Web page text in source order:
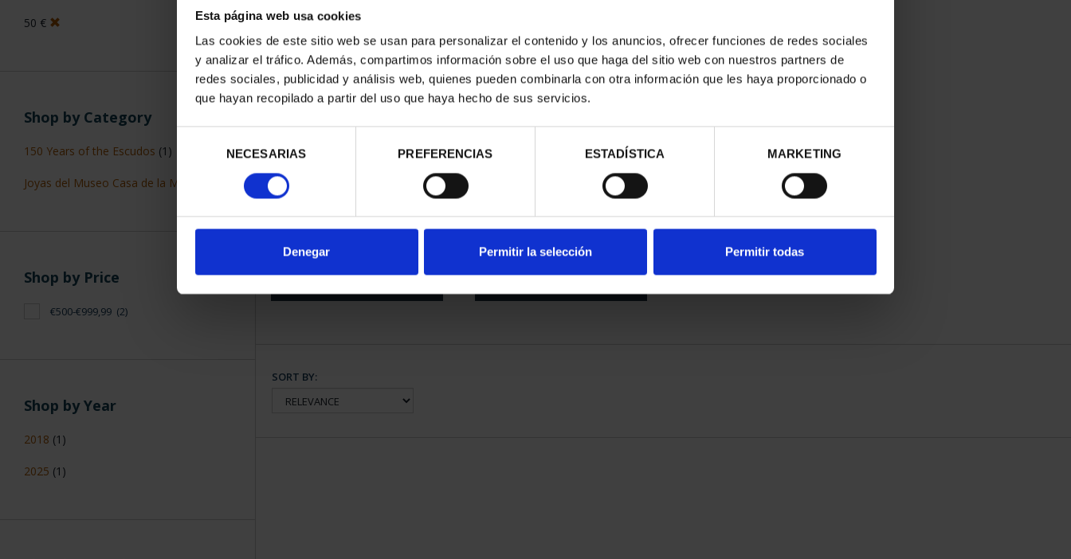
Esta página web usa cookies
Las cookies de este sitio web se usan para personalizar el contenido y los anuncios, ofrecer funciones de redes sociales
y analizar el tráfico. Además, compartimos información sobre el uso que haga del sitio web con nuestros partners de
redes sociales, publicidad y análisis web, quienes pueden combinarla con otra información que les haya proporcionado o
que hayan recopilado a partir del uso que haya hecho de sus servicios.
consentimiento
NECESARIAS PREFERENCIAS ESTADÍSTICA MARKETING
Denegar Permitir la selección Permitir todas
50 €
Shop by Category
150 Years of the Escudos (1)
Joyas del Museo Casa de la Moneda
Shop by Price
€500-€999,99 (2)
Shop by Year
2018 (1)
2025 (1)
ESCUDOS
- 1780 MÉXICO
€645.00
SORT BY: